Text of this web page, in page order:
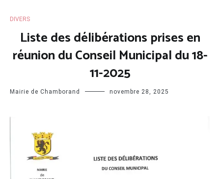
DIVERS
Liste des délibérations prises en
réunion du Conseil Municipal du 18-
11-2025
Mairie de Chamborand novembre 28, 2025